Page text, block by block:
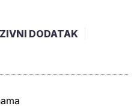
DODATAK